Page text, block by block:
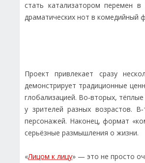
стать катализатором перемен
драматических нот в комедийный
Проект привлекает сразу
демонстрирует традиционные
глобализацией. Во‑вторых,
у зрителей разных возрастов.
персонажей. Наконец, формат
серьёзные размышления о жизни.
«Лицом к лицу» — это не просто